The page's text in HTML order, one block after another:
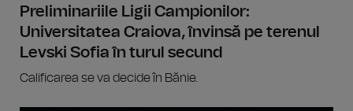
Preliminariile Ligii Campionilor:
Universitatea Craiova, învinsă pe terenul
Levski Sofia în turul secund
Calificarea se va decide în Bănie.